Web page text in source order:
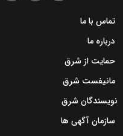
تماس با ما
درباره ما
حمایت از شرق
مانیفست شرق
نویسندگان شرق
سازمان آگهی ها